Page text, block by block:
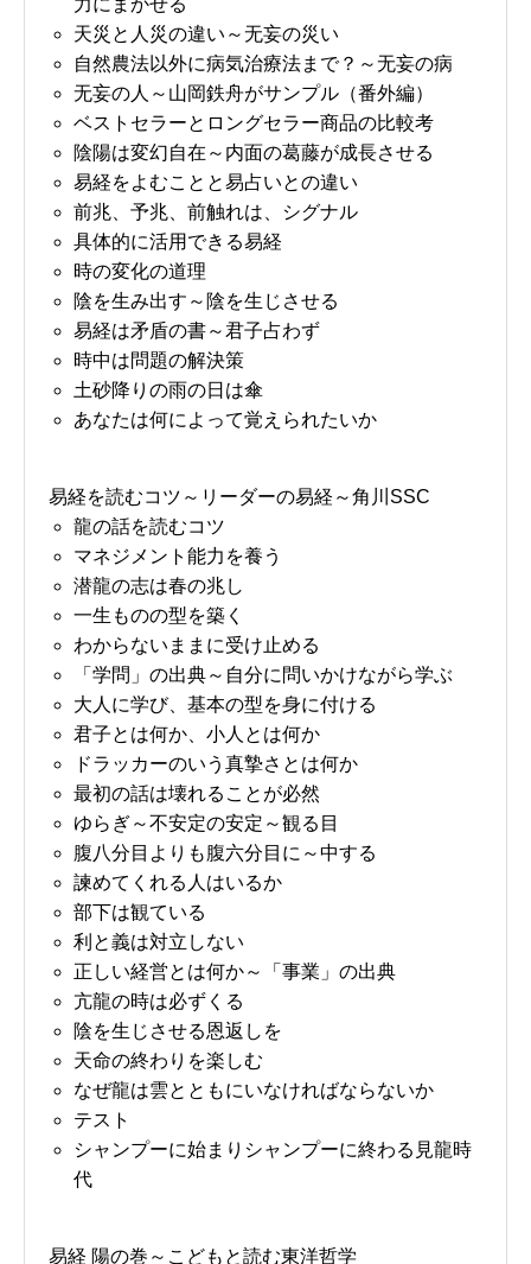
力にまかせる
天災と人災の違い～无妄の災い
自然農法以外に病気治療法まで？～无妄の病
无妄の人～山岡鉄舟がサンプル（番外編）
ベストセラーとロングセラー商品の比較考
陰陽は変幻自在～内面の葛藤が成長させる
易経をよむことと易占いとの違い
前兆、予兆、前触れは、シグナル
具体的に活用できる易経
時の変化の道理
陰を生み出す～陰を生じさせる
易経は矛盾の書～君子占わず
時中は問題の解決策
土砂降りの雨の日は傘
あなたは何によって覚えられたいか
易経を読むコツ～リーダーの易経～角川SSC
龍の話を読むコツ
マネジメント能力を養う
潜龍の志は春の兆し
一生ものの型を築く
わからないままに受け止める
「学問」の出典～自分に問いかけながら学ぶ
大人に学び、基本の型を身に付ける
君子とは何か、小人とは何か
ドラッカーのいう真摯さとは何か
最初の話は壊れることが必然
ゆらぎ～不安定の安定～観る目
腹八分目よりも腹六分目に～中する
諫めてくれる人はいるか
部下は観ている
利と義は対立しない
正しい経営とは何か～「事業」の出典
亢龍の時は必ずくる
陰を生じさせる恩返しを
天命の終わりを楽しむ
なぜ龍は雲とともにいなければならないか
テスト
シャンプーに始まりシャンプーに終わる見龍時
代
易経 陽の巻～こどもと読む東洋哲学